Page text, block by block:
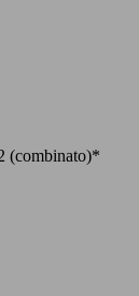
(combinato)*